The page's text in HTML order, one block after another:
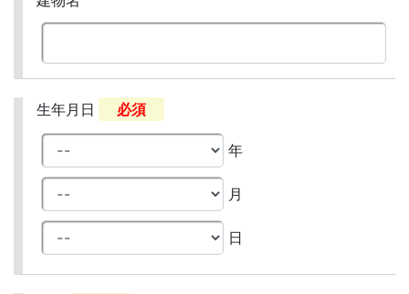
生年月日 必須
年
月
日